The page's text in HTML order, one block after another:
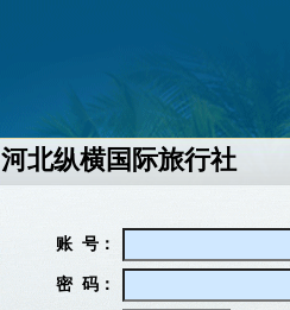
河北纵横国际旅行社
账 号：
密 码：